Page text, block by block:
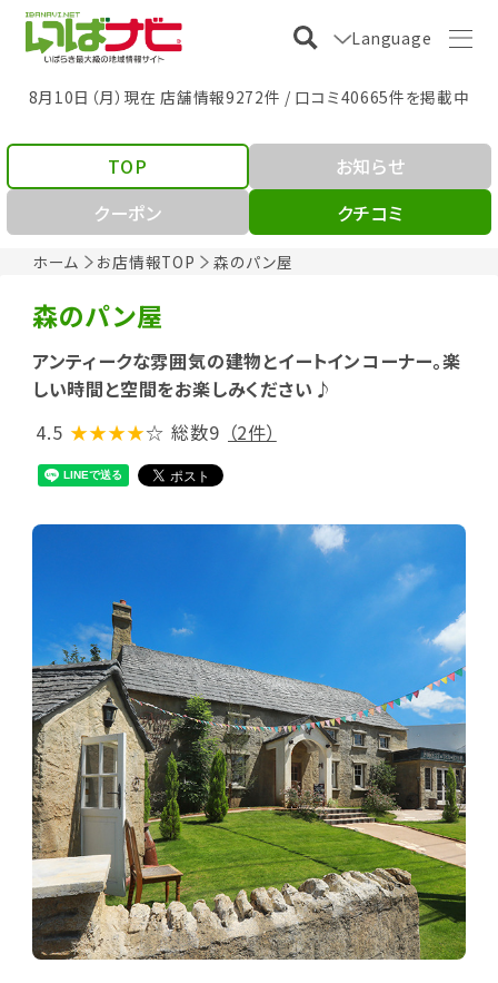
Language
8月10日（月）現在 店舗情報9272件 / 口コミ40665件を掲載中
ホーム お店情報TOP 森のパン屋
TOP
お知らせ
クーポン
クチコミ
森のパン屋
アンティークな雰囲気の建物とイートインコーナー。楽
しい時間と空間をお楽しみください♪
4.5 ★★★★☆ 総数9 （2件）